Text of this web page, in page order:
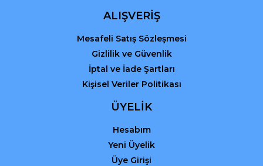
ALIŞVERİŞ
Mesafeli Satış Sözleşmesi
Gizlilik ve Güvenlik
İptal ve İade Şartları
Kişisel Veriler Politikası
ÜYELİK
Hesabım
Yeni Üyelik
Üye Girişi